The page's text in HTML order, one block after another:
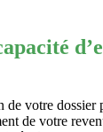
de votre dossier
de votre